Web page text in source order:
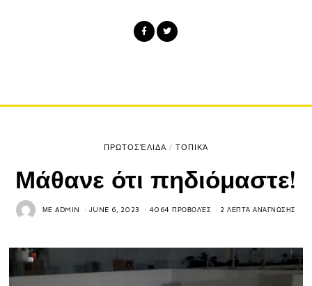
ΠΡΩΤΟΣΈΛΙΔΑ / ΤΟΠΙΚΆ
Μάθανε ότι πηδιόμαστε!
ΜΕADMIN JUNE 6, 2023 4064 ΠΡΟΒΟΛΈΣ 2 ΛΕΠΤΆ ΑΝΆΓΝΩΣΗΣ